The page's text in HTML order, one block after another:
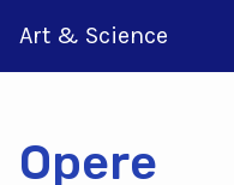
Art & Science
Opere